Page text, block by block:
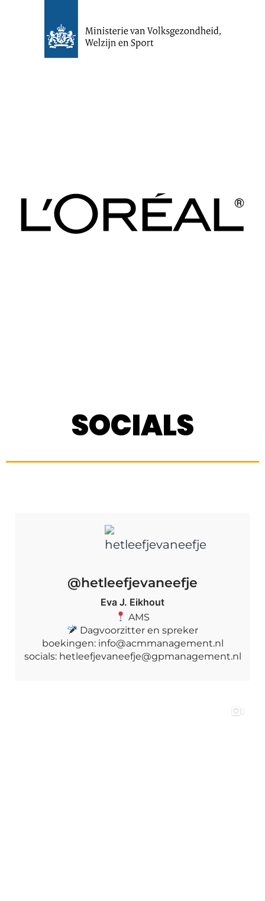
SOCIALS
@hetleefjevaneefje
Eva J. Eikhout
AMS
Dagvoorzitter en spreker
boekingen: info@acmmanagement.nl
socials: hetleefjevaneefje@gpmanagement.nl